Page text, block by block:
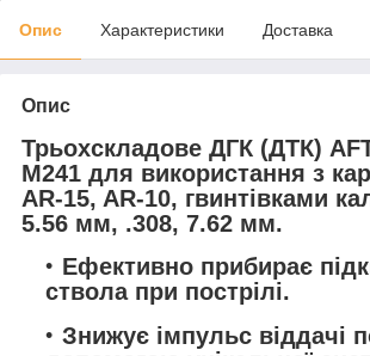
Опис Характеристики Доставка
Опис
Трьохскладове ДГК (ДТК)
M241 для використання з
AR-15, AR-10, гвинтівками
5.56 мм, .308, 7.62 мм.
Ефективно прибирає
ствола при пострілі.
Знижує імпульс віддачі